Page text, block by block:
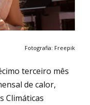
Fotografia: Freepik
terceiro mês
de calor,
Climáticas